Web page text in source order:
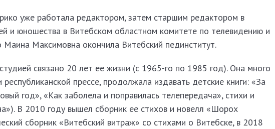
уже работала редактором, затем старшим редактором в
и юношества в Витеб­ском областном комитете по телевидению и
Максимовна окончила Витебский пединститут.
связано 20 лет ее жизни (с 1965-го по 1985 год). Она много
прессе, продолжала издавать детские книги: «За
год», «Как заболела и поправилась телепередача», стихи и
В 2010 году вышел сборник ее стихов и новелл «Шорох
сборник «Витебский витраж» со стихами о Витебске, в 2018